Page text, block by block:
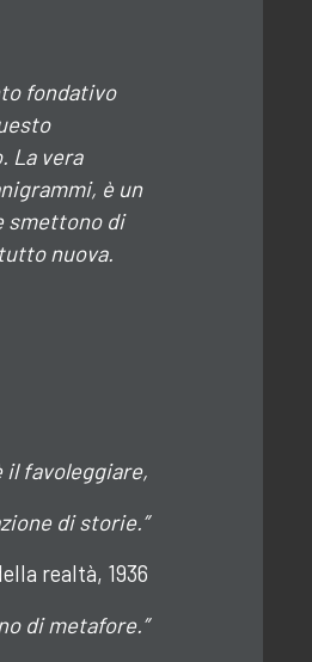
fondativo
La vera
è un
smettono di
nuova.
il favoleggiare,
di storie.”
realtà, 1936
di metafore.”